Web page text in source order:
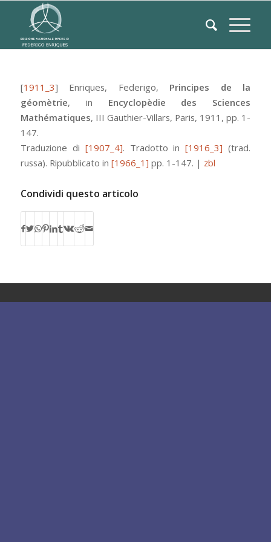
[1911_3] Enriques, Federigo, Principes de la
géomètrie, in Encyclopèdie des Sciences
Mathématiques, III Gauthier-Villars, Paris, 1911, pp. 1-
147.
Traduzione di [1907_4]. Tradotto in[1916_3] (trad.
russa). Ripubblicato in [1966_1] pp. 1-147. | zbl
Condividi questo articolo